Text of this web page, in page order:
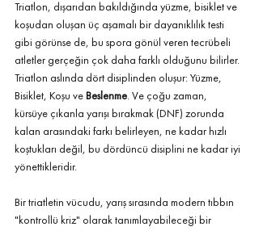
Triatlon, dışarıdan bakıldığında yüzme, bisiklet ve
koşudan oluşan üç aşamalı bir dayanıklılık testi
gibi görünse de, bu spora gönül veren tecrübeli
atletler gerçeğin çok daha farklı olduğunu bilirler.
Triatlon aslında dört disiplinden oluşur: Yüzme,
Bisiklet, Koşu ve Beslenme . Ve çoğu zaman,
kürsüye çıkanla yarışı bırakmak (DNF) zorunda
kalan arasındaki farkı belirleyen, ne kadar hızlı
koştukları değil, bu dördüncü disiplini ne kadar iyi
yönettikleridir.
Bir triatletin vücudu, yarış sırasında modern tıbbın
"kontrollü kriz" olarak tanımlayabileceği bir